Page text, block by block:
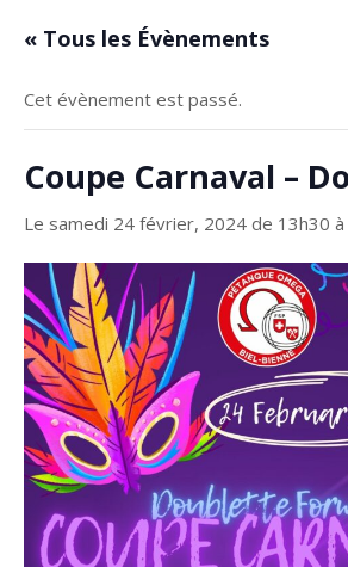
« Tous les Évènements
Cet évènement est passé.
Coupe Carnaval –
Le samedi 24 février, 2024 de 13h30 à